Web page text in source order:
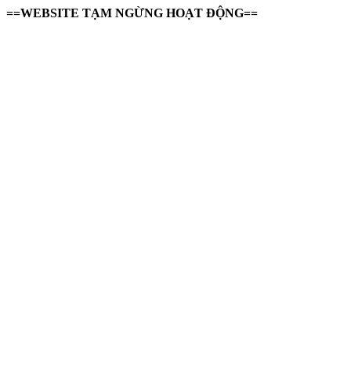
==WEBSITE TẠM NGỪNG HOẠT ĐỘNG==